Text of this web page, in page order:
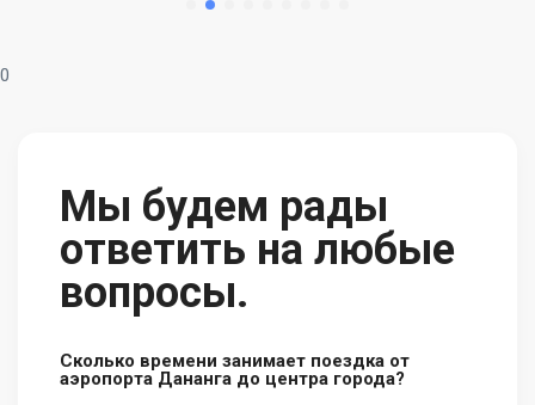
0
Мы будем рады
ответить на любые
вопросы.
Сколько времени занимает поездка от
аэропорта Дананга до центра города?